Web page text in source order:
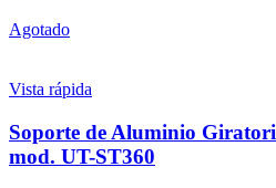
Agotado
Vista rápida
Soporte de Aluminio
mod. UT-ST360